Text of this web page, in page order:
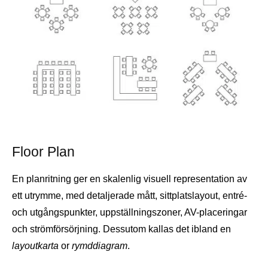
Floor Plan
En planritning ger en skalenlig visuell representation av
ett utrymme, med detaljerade mått, sittplatslayout, entré-
och utgångspunkter, uppställningszoner, AV-placeringar
och strömförsörjning. Dessutom kallas det ibland en
layoutkarta or rymddiagram.